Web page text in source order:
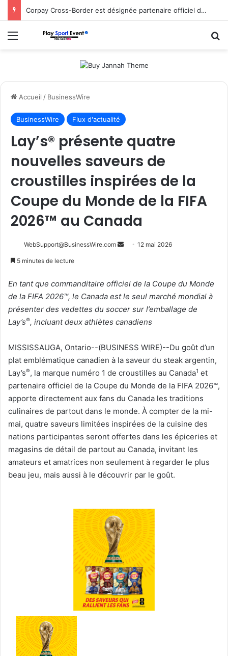
Corpay Cross-Border est désignée partenaire officiel de change d’Ultimate Sevens
Menu
Accueil / BusinessWire
BusinessWire Flux d'actualité
Lay’s® présente quatre
nouvelles saveurs de
croustilles inspirées de la
Coupe du Monde de la FIFA
2026™ au Canada
WebSupport@BusinessWire.com
Envoyer12 mai 2026
5 minutes de lecture
En tant que commanditaire officiel de la Coupe du Monde
de la FIFA 2026™, le Canada est le seul marché mondial à
présenter des vedettes du soccer sur l’emballage de
Lay’s®, incluant deux athlètes canadiens
MISSISSAUGA, Ontario--(BUSINESS WIRE)--Du goût d’un
plat emblématique canadien à la saveur du steak argentin,
Lay’s®, la marque numéro 1 de croustilles au Canada1 et
partenaire officiel de la Coupe du Monde de la FIFA 2026™,
apporte directement aux fans du Canada les traditions
culinaires de partout dans le monde. À compter de la mi-
mai, quatre saveurs limitées inspirées de la cuisine des
nations participantes seront offertes dans les épiceries et
magasins de détail de partout au Canada, invitant les
amateurs et amatrices non seulement à regarder le plus
beau jeu, mais aussi à le découvrir par le goût.